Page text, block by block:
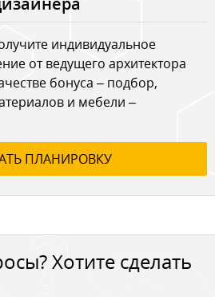
индивидуальное
от ведущего архитектора
бонуса – подбор,
и мебели –
ПЛАНИРОВКУ
Хотите сделать